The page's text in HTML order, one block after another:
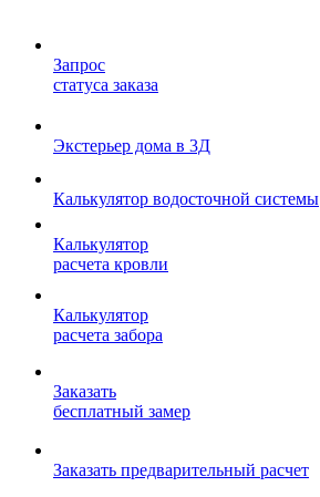
Запрос
статуса заказа
Экстерьер дома в 3Д
Калькулятор водосточной системы
Калькулятор
расчета кровли
Калькулятор
расчета забора
Заказать
бесплатный замер
Заказать предварительный расчет